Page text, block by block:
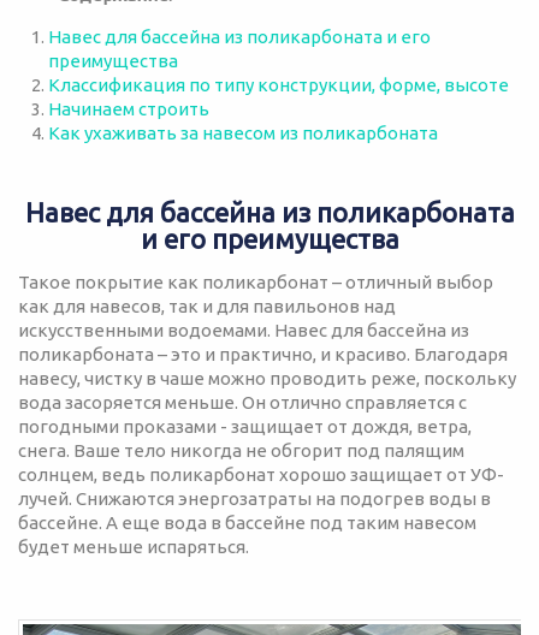
Навес для бассейна из поликарбоната и его
преимущества
Классификация по типу конструкции, форме, высоте
Начинаем строить
Как ухаживать за навесом из поликарбоната
Навес для бассейна из поликарбоната
и его преимущества
Такое покрытие как поликарбонат – отличный выбор
как для навесов, так и для павильонов над
искусственными водоемами. Навес для бассейна из
поликарбоната – это и практично, и красиво. Благодаря
навесу, чистку в чаше можно проводить реже, поскольку
вода засоряется меньше. Он отлично справляется с
погодными проказами - защищает от дождя, ветра,
снега. Ваше тело никогда не обгорит под палящим
солнцем, ведь поликарбонат хорошо защищает от УФ-
лучей. Снижаются энергозатраты на подогрев воды в
бассейне. А еще вода в бассейне под таким навесом
будет меньше испаряться.